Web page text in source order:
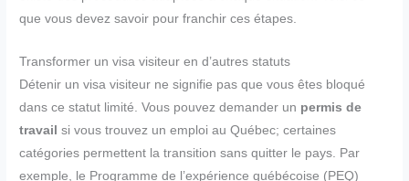
que vous devez savoir pour franchir ces étapes.
Transformer un visa visiteur en d’autres statuts
Détenir un visa visiteur ne signifie pas que vous êtes bloqué
dans ce statut limité. Vous pouvez demander un permis de
travail si vous trouvez un emploi au Québec; certaines
catégories permettent la transition sans quitter le pays. Par
exemple, le Programme de l’expérience québécoise (PEQ)